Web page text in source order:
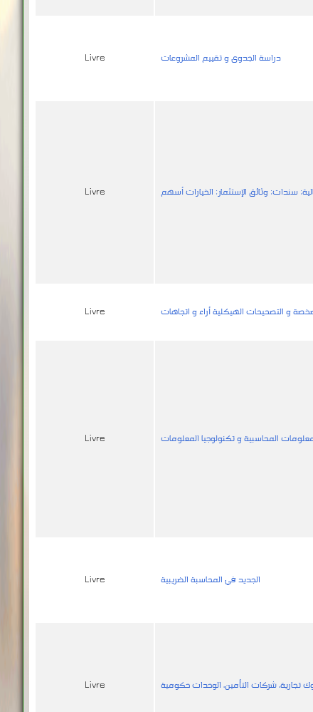
Livre دراسة الجدوى و تقييم المشروعات
Livre سندات; وثائق الإستثمار; الخيارات أسهم
Livre و التصحيحات الهيكلية أراء و اتجاهات
Livre المحاسبية و تكنولوجيا المعلومات
Livre الجديد في المحاسبة الضريبية
Livre تجارية، شركات التأمين، الوحدات حكومية